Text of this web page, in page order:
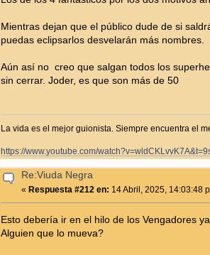
Mientras dejan que el público dude de si
puedas eclipsarlos desvelarán más nombres.
Aún así no creo que salgan todos los
sin cerrar. Joder, es que son más de 50
La vida es el mejor guionista. Siempre encuentra el
https://www.youtube.com/
Re:Viuda Negra
« Respuesta #212 en: 14 Abril, 2025, 14:03:48
Esto debería ir en el hilo de los Vengadores
Alguien que lo mueva?